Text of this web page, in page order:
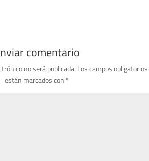
comentario
no será publicada. Los campos obligatorios
están marcados con *